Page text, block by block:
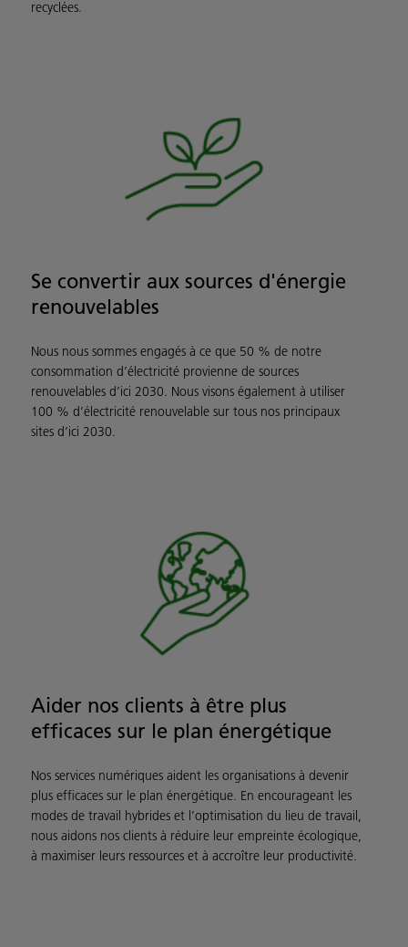
recyclées.
Se convertir aux sources d'énergie
renouvelables
Nous nous sommes engagés à ce que 50 % de notre
consommation d’électricité provienne de sources
renouvelables d’ici 2030. Nous visons également à utiliser
100 % d’électricité renouvelable sur tous nos principaux
sites d’ici 2030.
Aider nos clients à être plus
efficaces sur le plan énergétique
Nos services numériques aident les organisations à devenir
plus efficaces sur le plan énergétique. En encourageant les
modes de travail hybrides et l’optimisation du lieu de travail,
nous aidons nos clients à réduire leur empreinte écologique,
à maximiser leurs ressources et à accroître leur productivité.